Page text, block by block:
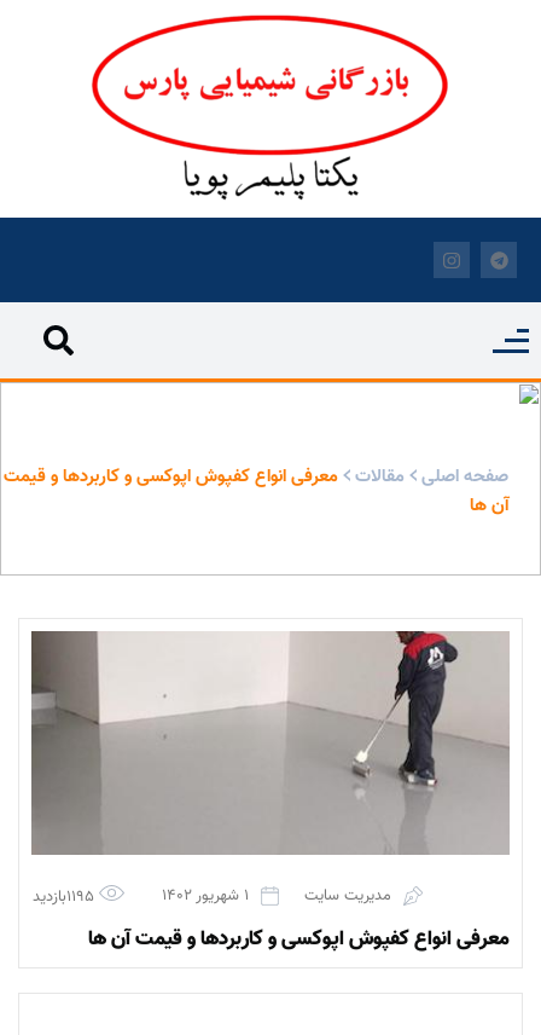
صفحه اصلی مقالات
معرفی انواع کفپوش اپوکسی و کاربردها و قیمت
آن ها
مدیریت سایت 1 شهریور 1402
معرفی انواع کفپوش اپوکسی و کاربردها و قیمت آن ها